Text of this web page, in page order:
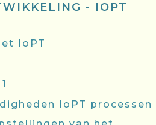
- IOPT
IoPT
IoPT processen